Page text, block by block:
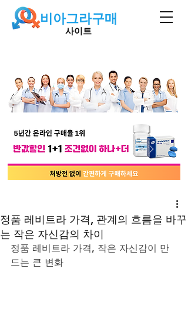
비아그라구매
사이트
정품 레비트라 가격, 관계의 흐름을 바꾸
는 작은 자신감의 차이
정품 레비트라 가격, 작은 자신감이 만
드는 큰 변화